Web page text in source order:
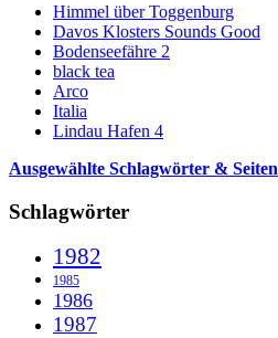
Himmel über Toggenburg
Davos Klosters Sounds Good
Bodenseefähre 2
black tea
Arco
Italia
Lindau Hafen 4
Ausgewählte Schlagwörter & Seiten
Schlagwörter
1982
1985
1986
1987